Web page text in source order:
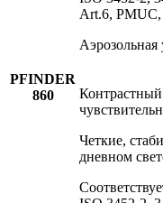
Art.6,
Аэрозольная
PFINDER
860
Контрастный
Четкие,
дневном